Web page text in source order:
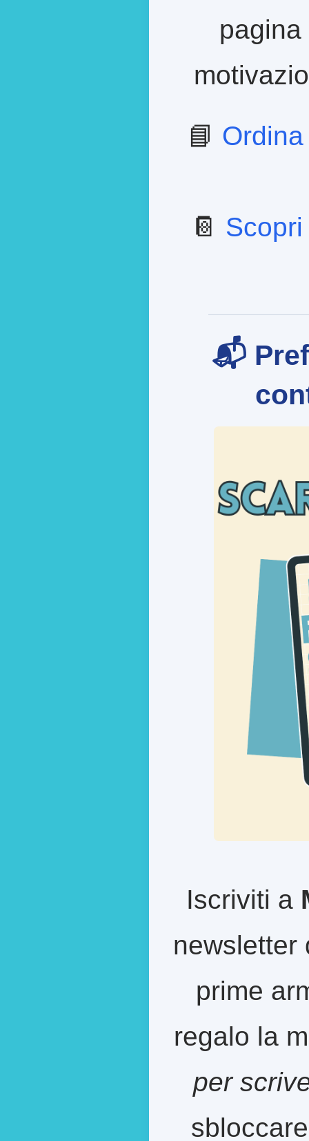
📘
📔
📬
Iscriviti a
newsletter
prime
regalo la
per